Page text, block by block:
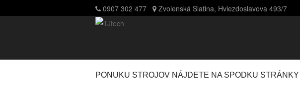
0907 302 477 Zvolenská Slatina, Hviezdoslavova 493/7
PONUKU STROJOV NÁJDETE NA SPODKU STRÁNKY